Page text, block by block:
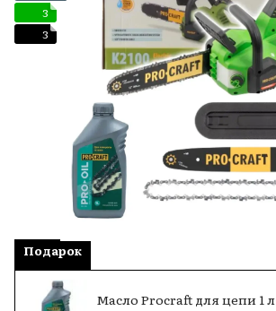
3
3
Подарок
Масло Procraft для цепи 1 л